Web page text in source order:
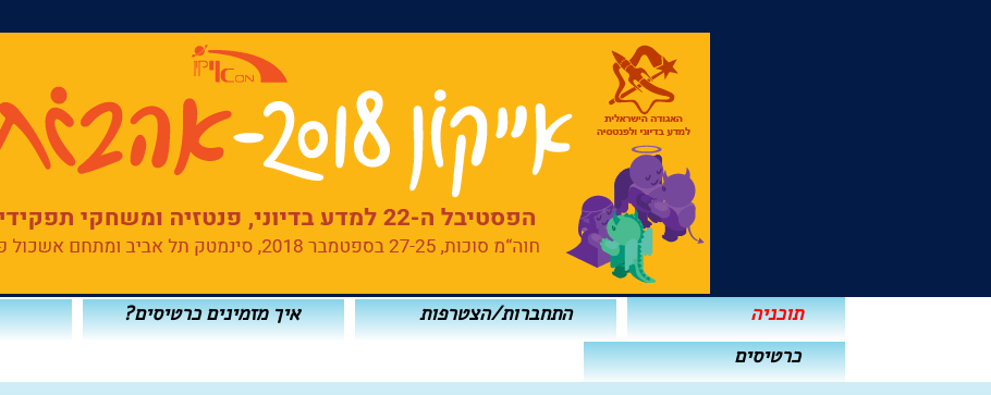
תוכניה התחברות/הצטרפות איך מזמינים כרטיסים?
כרטיסים